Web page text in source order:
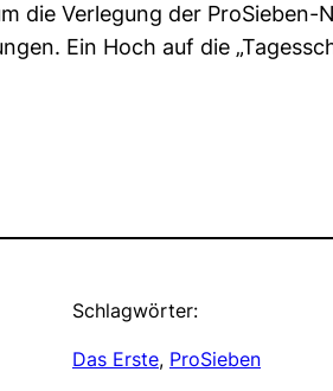
die Verlegung der
Ein Hoch auf die
Schlagwörter:
Das Erste, ProSieben